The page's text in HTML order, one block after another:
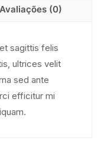
Avaliações (0)
sagittis felis
ultrices velit
sed ante
efficitur mi